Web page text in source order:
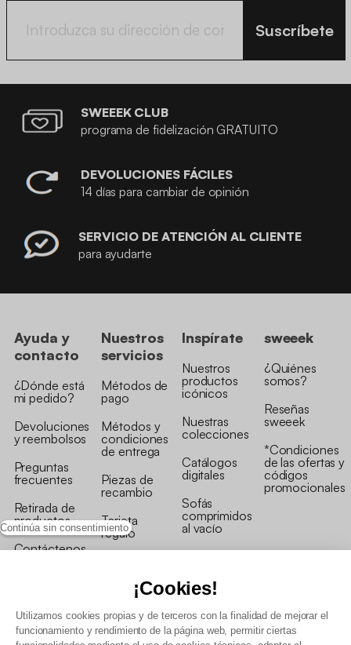
Continúa sin consentimiento
¡Cookies!
Utilizamos cookies propias y de terceros con la finalidad de mejorar el
funcionamiento y rendimiento de la página web, permitir ciertas
Suscríbete
SWEEEK CLUB
programa de fidelización GRATUITO
DEVOLUCIONES FÁCILES
14 días para cambiar de opinión
SERVICIO DE ATENCIÓN AL CLIENTE
para ayudarte
Ayuda y
contacto
¿Dónde está
mi pedido?
Devoluciones
y reembolsos
Preguntas
frecuentes
Retirada de
productos
Contáctenos
Nuestros
servicios
Métodos de
pago
Métodos y
condiciones
de entrega
Piezas de
recambio
Tarjeta
regalo
Inspírate
Nuestros
productos
icónicos
Nuestras
colecciones
Catálogos
digitales
Sofás
comprimidos
al vacío
sweeek
¿Quiénes
somos?
Reseñas
sweeek
*Condiciones
de las ofertas y
códigos
promocionales